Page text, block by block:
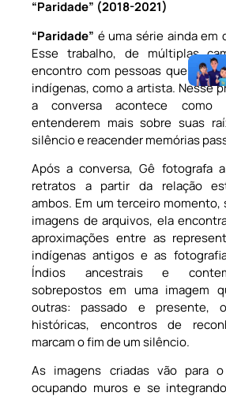
“Paridade” (2018-2021)
“Paridade” é uma série ainda em
Esse trabalho, de múltiplas
encontro com pessoas que
indígenas, como a artista. Nesse
a conversa acontece como
entenderem mais sobre suas
silêncio e reacender memórias
Após a conversa, Gê fotografa
retratos a partir da relação
ambos. Em um terceiro momento,
imagens de arquivos, ela
aproximações entre as
indígenas antigos e as
Índios ancestrais e
sobrepostos em uma imagem
outras: passado e presente,
históricas, encontros de
marcam o fim de um silêncio.
As imagens criadas vão para
ocupando muros e se